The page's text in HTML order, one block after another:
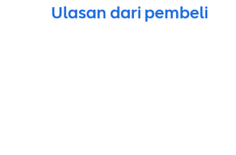
Ulasan dari pembeli